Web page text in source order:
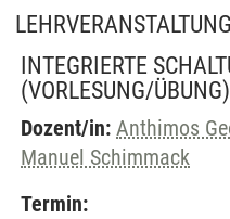
INTEGRIERTE
(VORLESUNG/ÜBUNG)
Dozent/in: Anthimos
Manuel Schimmack
Termin: